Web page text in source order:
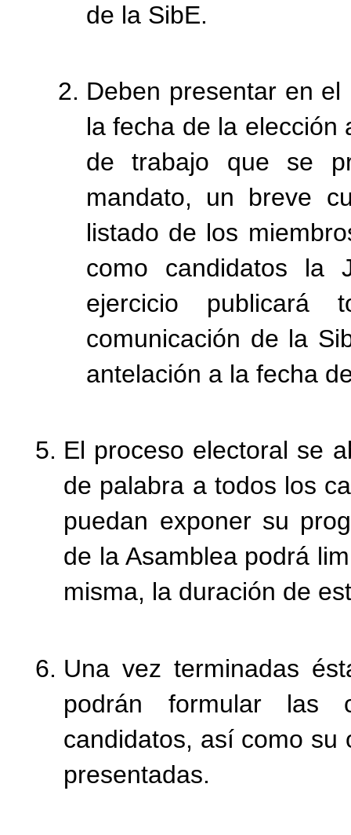
de la SibE.
Deben presentar en
la fecha de la elección
de trabajo que se
mandato, un breve
listado de los
como candidatos
ejercicio
comunicación de la
antelación a la fecha
El proceso electoral se
de palabra a todos los
puedan exponer su
de la Asamblea podrá
misma, la duración de
Una vez terminadas
podrán formular las
candidatos, así como su
presentadas.